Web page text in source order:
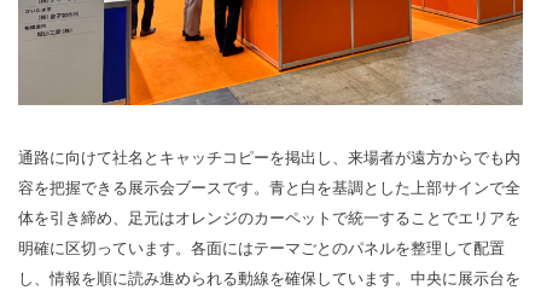
通路に向けて社名とキャッチコピーを掲出し、来場者が遠方からでも内
容を把握できる展示会ブースです。青と白を基調とした上部サインで全
体を引き締め、足元はオレンジのカーペットで統一することでエリアを
明確に区切っています。各面にはテーマごとのパネルを整理して配置
し、情報を順に読み進められる動線を確保しています。中央に展示台を